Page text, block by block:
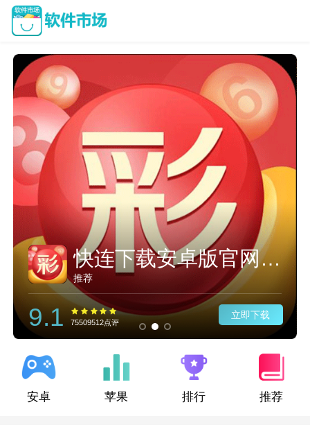
twitter加速器
推荐
9.1 75509512点评
立即下载
安卓 苹果 排行 推荐